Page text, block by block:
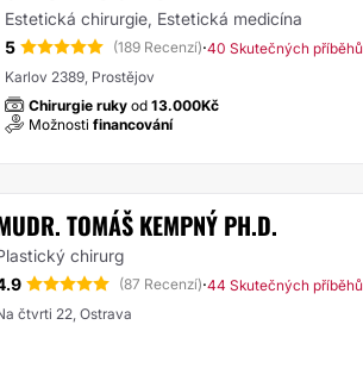
Estetická chirurgie, Estetická medicína
5
(189 Recenzí)·40 Skutečných příběhů
Karlov 2389, Prostějov
Chirurgie ruky od 13.000Kč
Možnosti financování
TOMÁŠ KEMPNÝ PH.D.
chirurg
(87 Recenzí)·44 Skutečných příběhů
čtvrti 22, Ostrava